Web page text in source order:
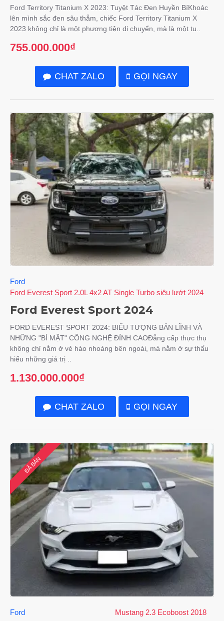
Ford Territory Titanium X 2023: Tuyệt Tác Đen Huyền BíKhoác
lên mình sắc đen sâu thẳm, chiếc Ford Territory Titanium X
2023 không chỉ là một phương tiện di chuyển, mà là một tu..
755.000.000₫
CHAT ZALO GỌI NGAY
Ford
Ford Everest Sport 2.0L 4x2 AT Single Turbo siêu lướt 2024
Ford Everest Sport 2024
FORD EVEREST SPORT 2024: BIỂU TƯỢNG BẢN LĨNH VÀ
NHỮNG "BÍ MẬT" CÔNG NGHỆ ĐỈNH CAOĐẳng cấp thực thụ
không chỉ nằm ở vẻ hào nhoáng bên ngoài, mà nằm ở sự thấu
hiểu những giá trị ..
1.130.000.000₫
CHAT ZALO GỌI NGAY
ĐÃ BÁN
Ford Mustang 2.3 Ecoboost 2018